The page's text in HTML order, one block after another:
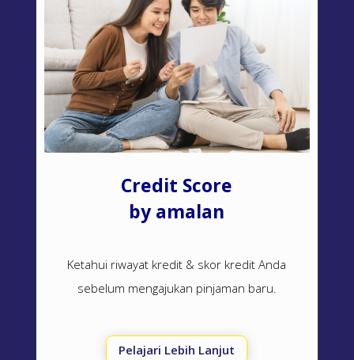
Credit Score
by amalan
Ketahui riwayat kredit & skor kredit Anda
sebelum mengajukan pinjaman baru.
Pelajari Lebih Lanjut